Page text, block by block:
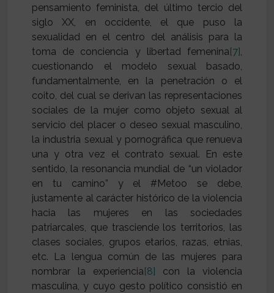
pensamiento feminista, del último tercio del
siglo XX, en occidente, el que puso la
sexualidad en el centro del análisis para la
toma de conciencia y libertad femenina[7],
cuestionando el modelo sexual basado,
fundamentalmente, en la penetración o el
coito, del cual se derivan las representaciones
sociales de la mujer como objeto sexual al
servicio del placer o deseo sexual masculino,
la industria sexual y pornográfica que renueva
una y otra vez el contrato sexual. En este
sentido, la resonancia mundial de “un violador
en tu camino” y el #Metoo se debe,
justamente al carácter histórico de la violencia
hacia las mujeres en las sociedades
patriarcales, que trasciende los territorios, las
clases sociales, grupos etarios, razas, etnias,
etc. La lengua común de las mujeres para
nombrar la experiencia[8] con la violencia
masculina, y cuyo gesto político consistió en